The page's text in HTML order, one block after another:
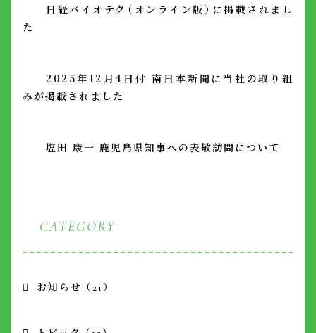
日経バイオテク（オンライン版）に掲載されまし
た
2025年12月4日付 南日本新聞に当社の取り組
みが掲載されました
塩田 康一 鹿児島県知事への表敬訪問について
CATEGORY
お知らせ （21）